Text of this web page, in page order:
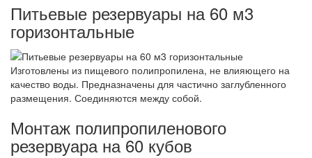
Питьевые резервуары на 60 м3
горизонтальные
Изготовлены из пищевого полипропилена, не влияющего на
качество воды. Предназначены для частично заглубленного
размещения. Соединяются между собой.
Монтаж полипропиленового
резервуара на 60 кубов